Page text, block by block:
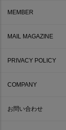
MEMBER
MAIL MAGAZINE
PRIVACY POLICY
COMPANY
お問い合わせ